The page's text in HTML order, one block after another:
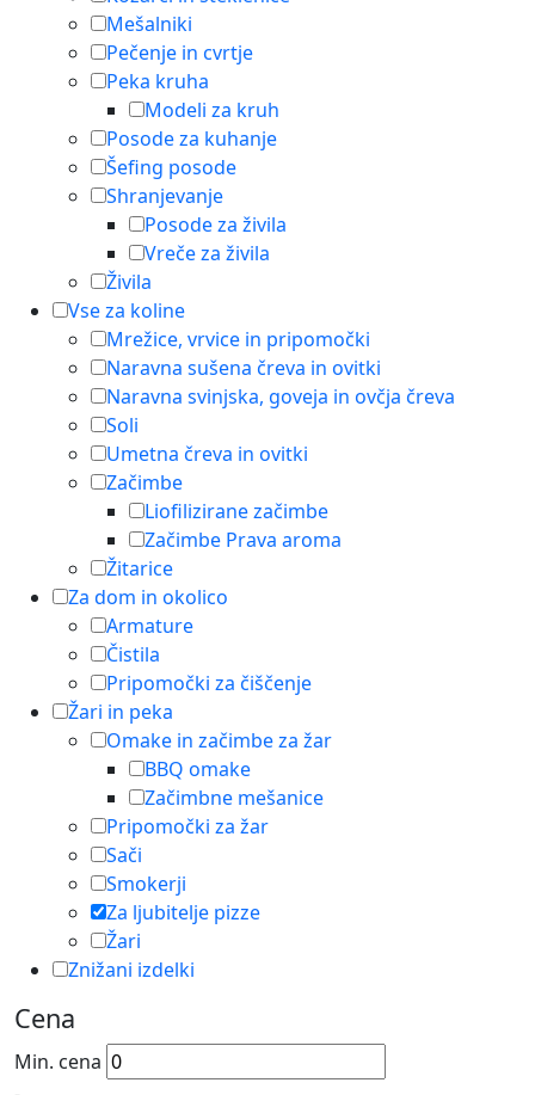
Mešalniki
Pečenje in cvrtje
Peka kruha
Modeli za kruh
Posode za kuhanje
Šefing posode
Shranjevanje
Posode za živila
Vreče za živila
Živila
Vse za koline
Mrežice, vrvice in pripomočki
Naravna sušena čreva in ovitki
Naravna svinjska, goveja in ovčja čreva
Soli
Umetna čreva in ovitki
Začimbe
Liofilizirane začimbe
Začimbe Prava aroma
Žitarice
Za dom in okolico
Armature
Čistila
Pripomočki za čiščenje
Žari in peka
Omake in začimbe za žar
BBQ omake
Začimbne mešanice
Pripomočki za žar
Sači
Smokerji
Za ljubitelje pizze
Žari
Znižani izdelki
Cena
Min. cena